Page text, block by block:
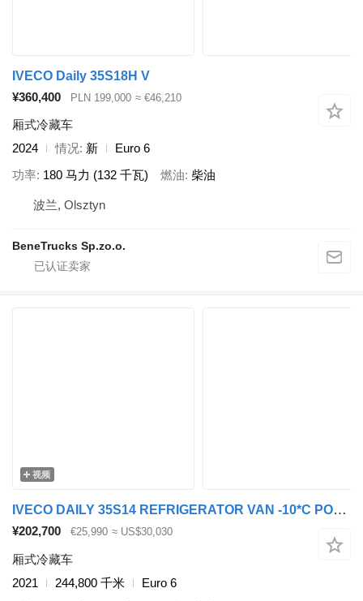
IVECO Daily 35S18H V
¥360,400
PLN 199,000 ≈ €46,210
厢式冷藏车
2024
情况 新
Euro 6
功率 180 马力 (132 千瓦) 燃油 柴油
波兰, Olsztyn
BeneTrucks Sp.zo.o.
视频
IVECO DAILY 35S14 REFRIGERATOR VAN -10*C POWER SUPPLY 230V CRUISE CONT
¥202,700 €25,990 ≈ US$30,030
厢式冷藏车
2021
244,800 千米
Euro 6